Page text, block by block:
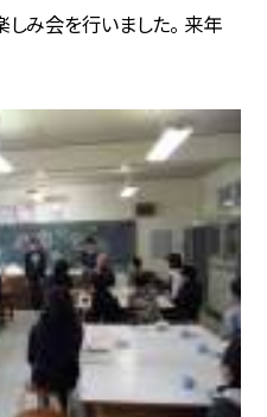
しみ会を行いました。 来年